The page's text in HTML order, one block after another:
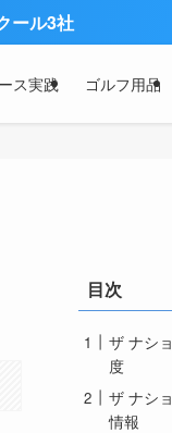
ス実践 ゴルフ用品
目次
ザ ナシ
度
ザ ナシ
情報